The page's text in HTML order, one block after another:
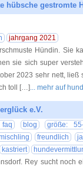
hübsche gestromte
jahrgang 2021
Hündin. Sie
sie sich super
2023 sehr nett,
toll […]... mehr auf
e.V.
blog
größe:
freundlich
kastriert
Rey sucht noch